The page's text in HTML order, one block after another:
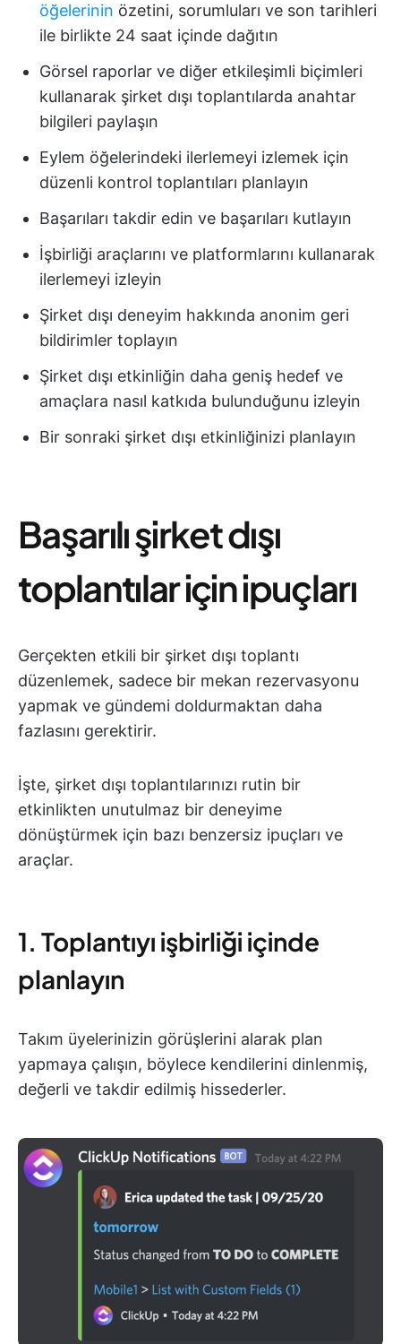
öğelerinin özetini, sorumluları ve son tarihleri
ile birlikte 24 saat içinde dağıtın
Görsel raporlar ve diğer etkileşimli biçimleri
kullanarak şirket dışı toplantılarda anahtar
bilgileri paylaşın
Eylem öğelerindeki ilerlemeyi izlemek için
düzenli kontrol toplantıları planlayın
Başarıları takdir edin ve başarıları kutlayın
İşbirliği araçlarını ve platformlarını kullanarak
ilerlemeyi izleyin
Şirket dışı deneyim hakkında anonim geri
bildirimler toplayın
Şirket dışı etkinliğin daha geniş hedef ve
amaçlara nasıl katkıda bulunduğunu izleyin
Bir sonraki şirket dışı etkinliğinizi planlayın
Başarılı şirket dışı
toplantılar için ipuçları
Gerçekten etkili bir şirket dışı toplantı
düzenlemek, sadece bir mekan rezervasyonu
yapmak ve gündemi doldurmaktan daha
fazlasını gerektirir.
İşte, şirket dışı toplantılarınızı rutin bir
etkinlikten unutulmaz bir deneyime
dönüştürmek için bazı benzersiz ipuçları ve
araçlar.
1. Toplantıyı işbirliği içinde
planlayın
Takım üyelerinizin görüşlerini alarak plan
yapmaya çalışın, böylece kendilerini dinlenmiş,
değerli ve takdir edilmiş hissederler.